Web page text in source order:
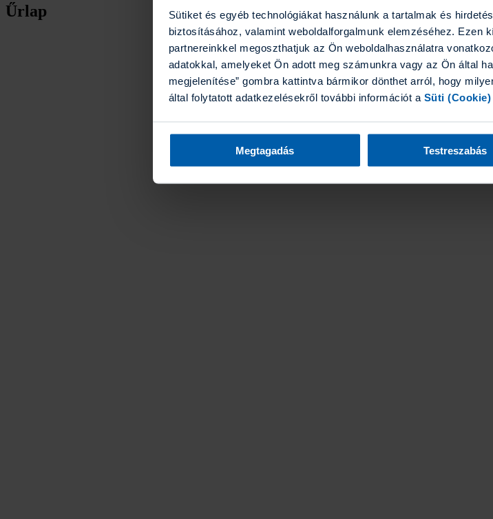
Sütiket és egyéb technológiákat használunk a tartalmak és
biztosításához, valamint weboldalforgalmunk elemzéséhez. Ezen
partnereinkkel megoszthatjuk az Ön weboldalhasználatra
adatokkal, amelyeket Ön adott meg számunkra vagy az Ön által
megjelenítése” gombra kattintva bármikor dönthet arról, hogy
által folytatott adatkezelésekről további információt a Süti
Megtagadás Testreszabás
Űrlap